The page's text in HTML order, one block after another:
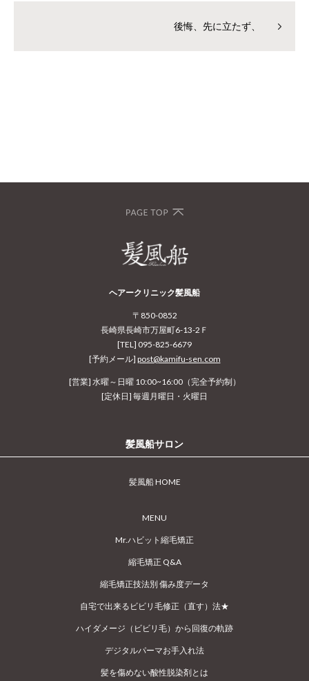
後悔、先に立たず、
ヘアークリニック髪風船
〒850-0852
長崎県長崎市万屋町6-13-2Ｆ
[TEL] 095-825-6679
[予約メール] post@kamifu-sen.com
[営業] 水曜～日曜 10:00~16:00（完全予約制）
[定休日] 毎週月曜日・火曜日
髪風船サロン
髪風船 HOME
MENU
Mr.ハビット縮毛矯正
縮毛矯正 Q&A
縮毛矯正技法別 傷み度データ
自宅で出来るビビリ毛修正（直す）法★
ハイダメージ（ビビリ毛）から回復の軌跡
デジタルパーマお手入れ法
髪を傷めない酸性脱染剤とは